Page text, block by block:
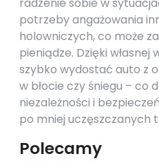
potrzeby angażowania
holowniczych, co może
pieniądze. Dzięki
szybko wydostać auto z
w błocie czy śniegu – co
niezależności i
po mniej uczęszczanych
Polecamy